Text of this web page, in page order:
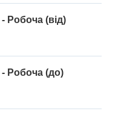
Робоча (від)
Робоча (до)